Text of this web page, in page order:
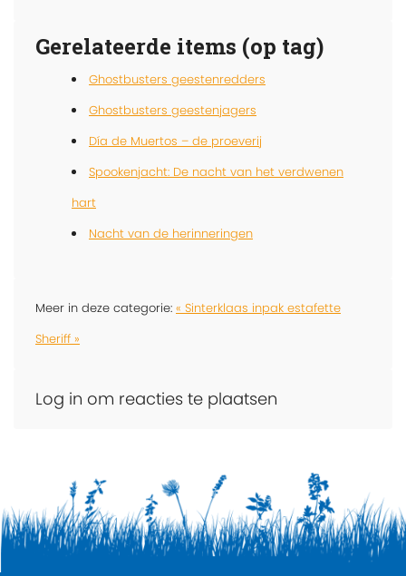
Gerelateerde items (op tag)
Ghostbusters geestenredders
Ghostbusters geestenjagers
Día de Muertos – de proeverij
Spookenjacht: De nacht van het verdwenen
hart
Nacht van de herinneringen
Meer in deze categorie: « Sinterklaas inpak estafette
Sheriff »
Log in om reacties te plaatsen